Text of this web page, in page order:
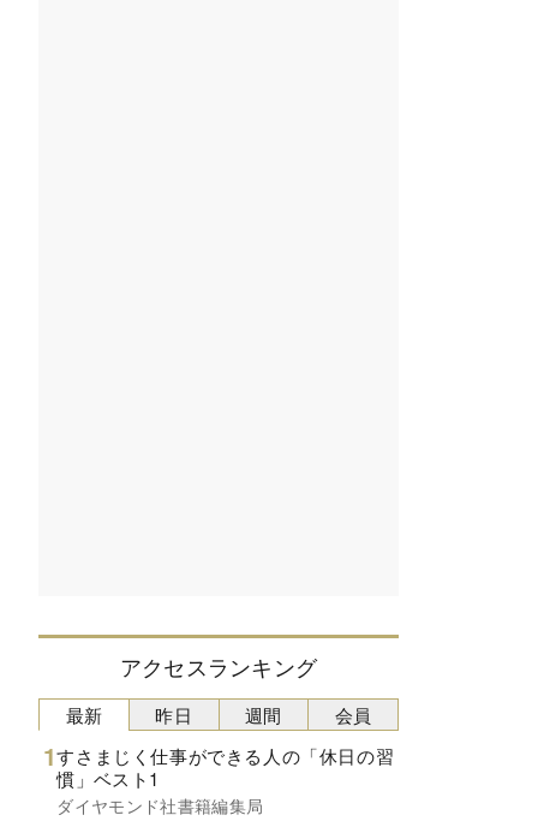
アクセスランキング
最新
すさまじく仕事ができる人の「休日の習
慣」ベスト1
ダイヤモンド社書籍編集局
昨日 週間 会員